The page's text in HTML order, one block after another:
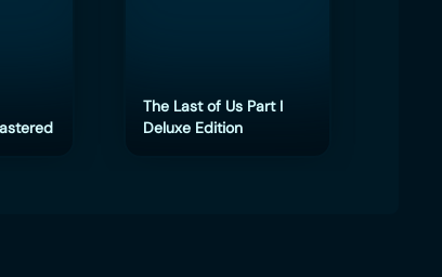
The Last of Us Part I
Deluxe Edition